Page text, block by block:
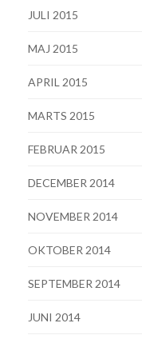
JULI 2015
MAJ 2015
APRIL 2015
MARTS 2015
FEBRUAR 2015
DECEMBER 2014
NOVEMBER 2014
OKTOBER 2014
SEPTEMBER 2014
JUNI 2014